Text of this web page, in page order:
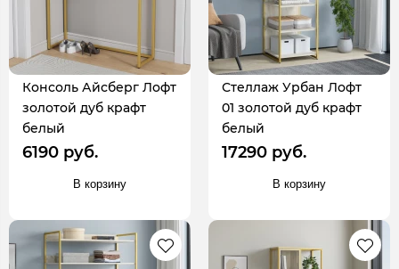
Консоль Айсберг Лофт
золотой дуб крафт
белый
6190 руб.
В корзину
Стеллаж Урбан Лофт
01 золотой дуб крафт
белый
17290 руб.
В корзину